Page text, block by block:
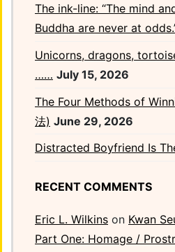
The ink-line: “The mind
Buddha are never at
Unicorns, dragons,
…… July 15, 2026
The Four Methods of
法) June 29, 2026
Distracted Boyfriend Is
RECENT COMMENTS
Eric L. Wilkins on Kwan
Part One: Homage /